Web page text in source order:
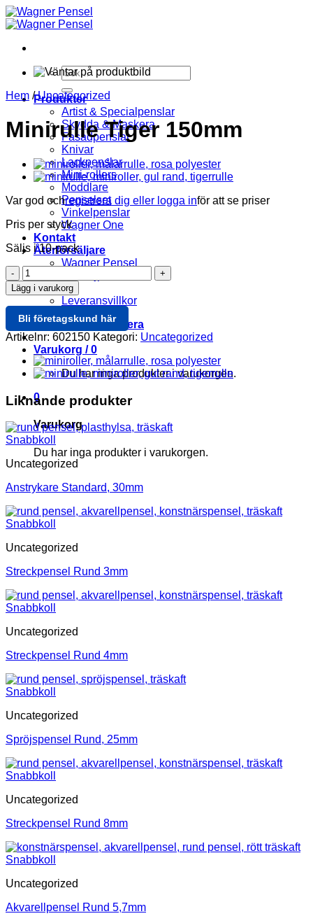
Skip
to
Sök
efter:
Produkter
Artist & Specialpenslar
Skydda & Maskera
Fasadpenslar
Knivar
Lackpenslar
Mini-rollers
Moddlare
Penselset
Vinkelpenslar
Wagner One
Kontakt
Återförsäljare
Wagner Pensel
Om oss
Leveransvillkor
Logga in / Registrera
Varukorg /0
Du har inga produkter i varukorgen.
0
Varukorg
Du har inga produkter i varukorgen.
Hem / Uncategorized
Minirulle Tiger 150mm
Var god ochregistrera dig eller logga inför att se priser
Pris per styck
Säljs i 10-pack
Minirulle
Tiger
150mm
mängd
Lägg i varukorg
Bli företagskund här
Artikelnr: 602150 Kategori: Uncategorized
Liknande produkter
Snabbkoll
Uncategorized
Anstrykare Standard, 30mm
Snabbkoll
Uncategorized
Streckpensel Rund 3mm
Snabbkoll
Uncategorized
Streckpensel Rund 4mm
Snabbkoll
Uncategorized
Spröjspensel Rund, 25mm
Snabbkoll
Uncategorized
Streckpensel Rund 8mm
Snabbkoll
Uncategorized
Akvarellpensel Rund 5,7mm